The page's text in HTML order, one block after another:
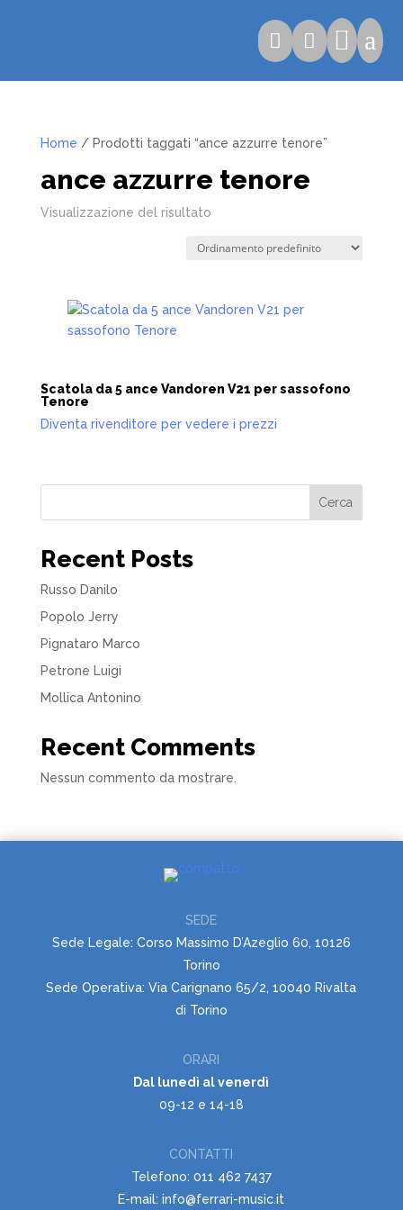
   a
Home / Prodotti taggati “ance azzurre tenore”
ance azzurre tenore
Visualizzazione del risultato
Scatola da 5 ance Vandoren V21 per sassofono
Tenore
Diventa rivenditore per vedere i prezzi
Cerca
Recent Posts
Russo Danilo
Popolo Jerry
Pignataro Marco
Petrone Luigi
Mollica Antonino
Recent Comments
Nessun commento da mostrare.
SEDE
Sede Legale: Corso Massimo D’Azeglio 60, 10126
Torino
Sede Operativa: Via Carignano 65/2, 10040 Rivalta
di Torino
ORARI
Dal lunedì al venerdì
09-12 e 14-18
CONTATTI
Telefono: 011 462 7437
E-mail: info@ferrari-music.it